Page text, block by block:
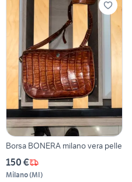
Borsa BONERA milano vera pelle
150 €
Milano(MI)